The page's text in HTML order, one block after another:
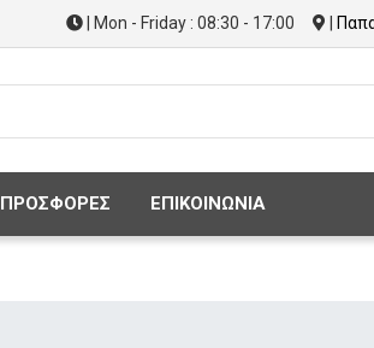
| Mon - Friday : 08:30 - 17:00
ΠΡΟΣΦΟΡΕΣ ΕΠΙΚΟΙΝΩΝΙΑ